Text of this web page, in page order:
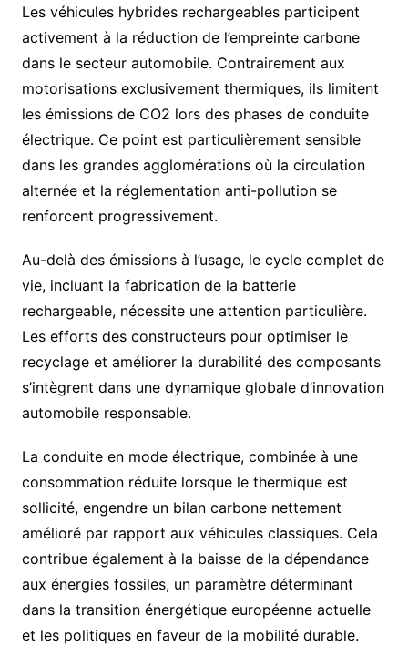
Les véhicules hybrides rechargeables participent
activement à la réduction de l’empreinte carbone
dans le secteur automobile. Contrairement aux
motorisations exclusivement thermiques, ils limitent
les émissions de CO2 lors des phases de conduite
électrique. Ce point est particulièrement sensible
dans les grandes agglomérations où la circulation
alternée et la réglementation anti-pollution se
renforcent progressivement.
Au-delà des émissions à l’usage, le cycle complet de
vie, incluant la fabrication de la batterie
rechargeable, nécessite une attention particulière.
Les efforts des constructeurs pour optimiser le
recyclage et améliorer la durabilité des composants
s’intègrent dans une dynamique globale d’innovation
automobile responsable.
La conduite en mode électrique, combinée à une
consommation réduite lorsque le thermique est
sollicité, engendre un bilan carbone nettement
amélioré par rapport aux véhicules classiques. Cela
contribue également à la baisse de la dépendance
aux énergies fossiles, un paramètre déterminant
dans la transition énergétique européenne actuelle
et les politiques en faveur de la mobilité durable.